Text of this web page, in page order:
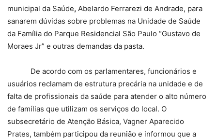
municipal da Saúde, Abelardo Ferrarezi de Andrade, para
sanarem dúvidas sobre problemas na Unidade de Saúde
da Família do Parque Residencial São Paulo “Gustavo de
Moraes Jr” e outras demandas da pasta.
De acordo com os parlamentares, funcionários e
usuários reclamam de estrutura precária na unidade e de
falta de profissionais da saúde para atender o alto número
de famílias que utilizam os serviços do local. O
subsecretário de Atenção Básica, Vagner Aparecido
Prates, também participou da reunião e informou que a